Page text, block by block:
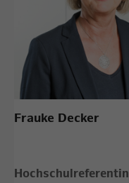
Frauke Decker
Hochschulreferentin